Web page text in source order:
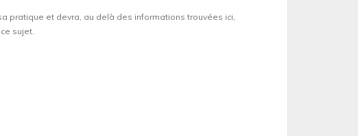
pratique et devra, au delà des informations trouvées ici,
sujet.